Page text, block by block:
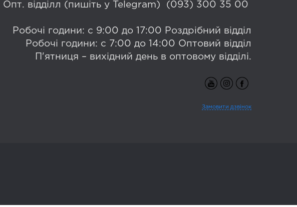
Опт. відділл (пишіть у Telegram) (093) 300 35 00
Робочі години: с 9:00 до 17:00 Роздрібний відділ
Робочі години: с 7:00 до 14:00 Оптовий відділ
П'ятниця – вихідний день в оптовому відділі.
Замовити дзвінок